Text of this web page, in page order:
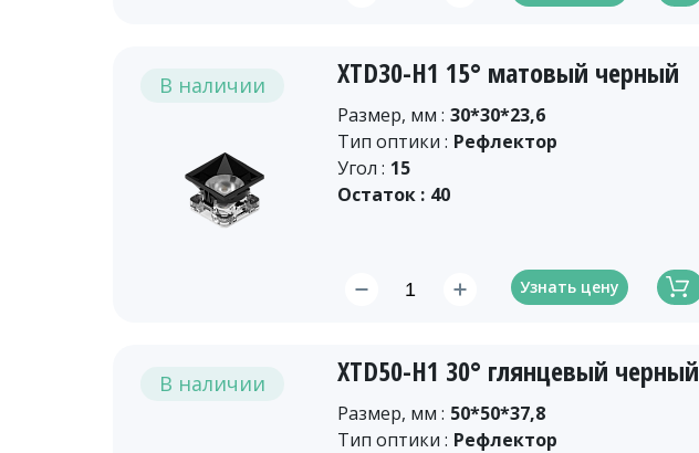
В наличии XTD30-H1 15° матовый черный
Размер, мм : 30*30*23,6
Тип оптики : Рефлектор
Угол : 15
Остаток : 40
Узнать цену
В наличии XTD50-H1 30° глянцевый черный
Размер, мм : 50*50*37,8
Тип оптики : Рефлектор